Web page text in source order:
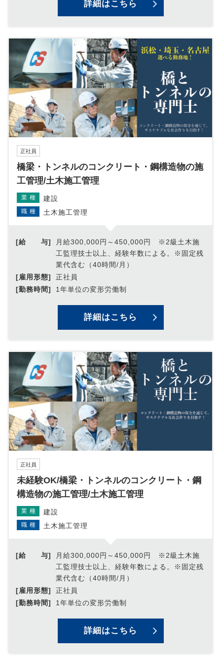
詳細はこちら
正社員
橋梁・トンネルのコンクリート・鋼構造物の施
工管理/土木施工管理
業種 建設
職種 土木施工管理
[給 与]
月給300,000円～450,000円 ※2級土木施
工監理技士以上、経験年数による。※固定残
業代含む（40時間/月）
[雇用形態]
正社員
[勤務時間]
1年単位の変形労働制
詳細はこちら
正社員
未経験OK/橋梁・トンネルのコンクリート・鋼
構造物の施工管理/土木施工管理
業種 建設
職種 土木施工管理
[給 与]
月給300,000円～450,000円 ※2級土木施
工監理技士以上、経験年数による。※固定残
業代含む（40時間/月）
[雇用形態]
正社員
[勤務時間]
1年単位の変形労働制
詳細はこちら